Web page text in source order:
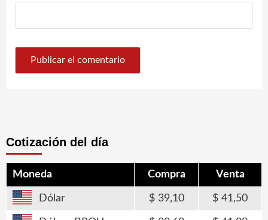
Cotización del día
Moneda Compra Venta
Dólar 39,10 41,50